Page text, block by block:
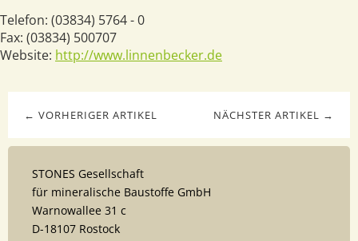
Telefon: (03834) 5764 - 0
Fax: (03834) 500707
Website: http://www.linnenbecker.de
NÄCHSTER ARTIKEL →
← VORHERIGER ARTIKEL
STONES Gesellschaft
für mineralische Baustoffe GmbH
Warnowallee 31 c
D-18107 Rostock